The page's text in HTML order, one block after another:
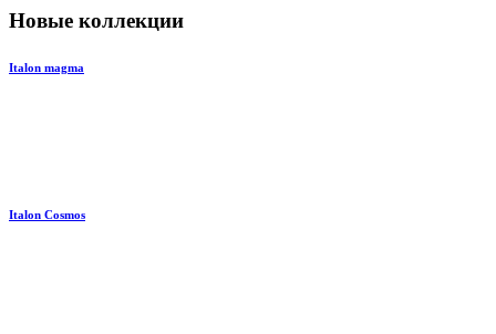
Новые коллекции
Italon magma
Italon Cosmos